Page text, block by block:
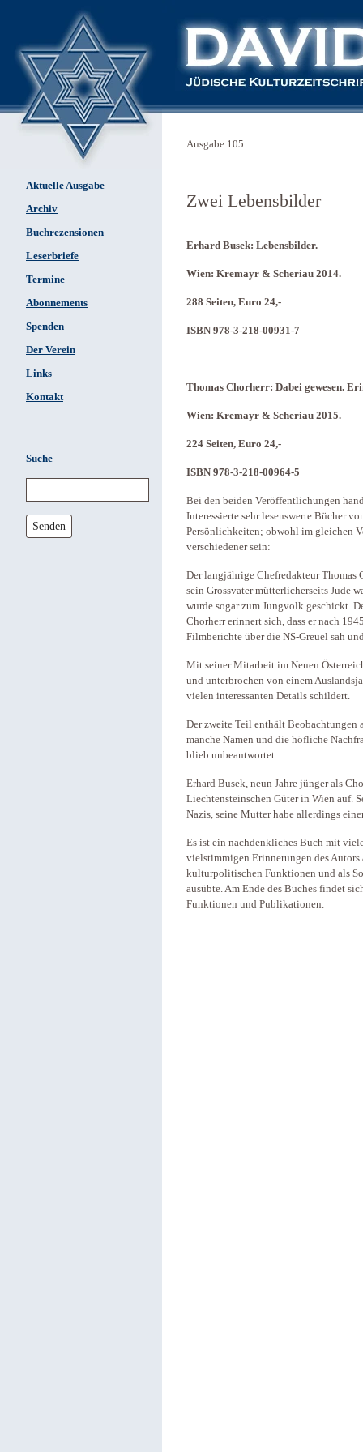
Aktuelle Ausgabe
Archiv
Buchrezensionen
Leserbriefe
Termine
Abonnements
Spenden
Der Verein
Links
Kontakt
Suche
Senden
Ausgabe 105
Zwei Lebensbilder
Erhard Busek: Lebensbilder.
Wien: Kremayr & Scheriau 2014.
288 Seiten, Euro 24,-
ISBN 978-3-218-00931-7
Thomas Chorherr: Dabei gewesen.
Wien: Kremayr & Scheriau 2015.
224 Seiten, Euro 24,-
ISBN 978-3-218-00964-5
Bei den beiden Veröffentlichungen
Interessierte sehr lesenswerte Bücher
Persönlichkeiten; obwohl im gleichen
verschiedener sein:
Der langjährige Chefredakteur Thomas
sein Grossvater mütterlicherseits Jude
wurde sogar zum Jungvolk geschickt.
Chorherr erinnert sich, dass er nach
Filmberichte über die NS-Greuel sah
Mit seiner Mitarbeit im Neuen
und unterbrochen von einem
vielen interessanten Details schildert.
Der zweite Teil enthält Beobachtungen
manche Namen und die höfliche
blieb unbeantwortet.
Erhard Busek, neun Jahre jünger als
Liechtensteinschen Güter in Wien auf.
Nazis, seine Mutter habe allerdings
Es ist ein nachdenkliches Buch mit
vielstimmigen Erinnerungen des
kulturpolitischen Funktionen und als
ausübte. Am Ende des Buches findet
Funktionen und Publikationen.